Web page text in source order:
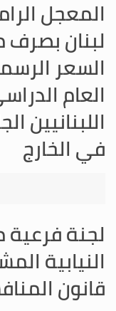
المعجل
اللبنانيين
في الخارج
لجنة فرعية
النيابية
قانون